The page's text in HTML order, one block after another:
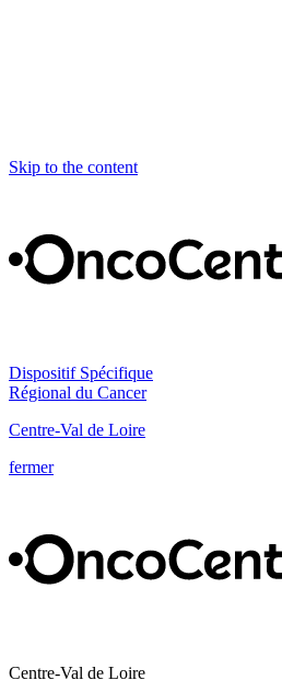
Skip to the content
Dispositif Spécifique
Régional du Cancer
Centre-Val de Loire
fermer
Centre-Val de Loire